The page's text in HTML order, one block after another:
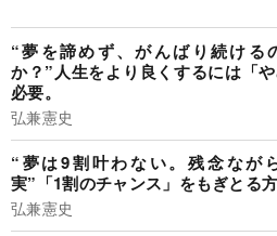
“夢を諦めず、がんばり続ける
か？”人生をより良くするには「
必要。
弘兼憲史
“夢は9割叶わない。残念なが
実”「1割のチャンス」をもぎとる
弘兼憲史